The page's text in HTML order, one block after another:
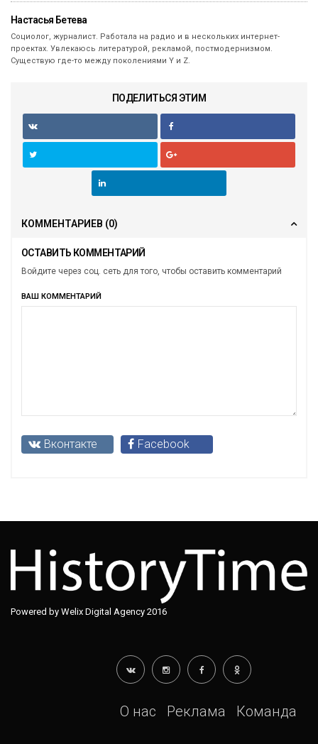
Настасья Бетева
Социолог, журналист. Работала на радио и в нескольких интернет-
проектах. Увлекаюсь литературой, рекламой, постмодернизмом.
Существую где-то между поколениями Y и Z.
ПОДЕЛИТЬСЯ ЭТИМ
КОММЕНТАРИЕВ (0)
ОСТАВИТЬ КОММЕНТАРИЙ
Войдите через соц. сеть для того, чтобы оставить комментарий
ВАШ КОММЕНТАРИЙ
Вконтакте Facebook
Powered by Welix Digital Agency 2016
О нас Реклама Команда